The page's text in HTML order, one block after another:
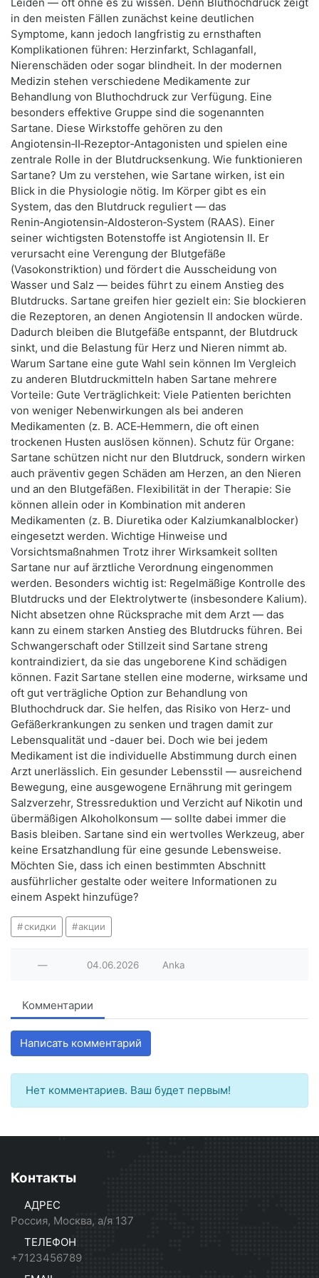
in den meisten Fällen zunächst keine deutlichen
Symptome, kann jedoch langfristig zu ernsthaften
Komplikationen führen: Herzinfarkt, Schlaganfall,
Nierenschäden oder sogar blindheit. In der modernen
Medizin stehen verschiedene Medikamente zur
Behandlung von Bluthochdruck zur Verfügung. Eine
besonders effektive Gruppe sind die sogenannten
Sartane. Diese Wirkstoffe gehören zu den
Angiotensin‑II‑Rezeptor‑Antagonisten und spielen eine
zentrale Rolle in der Blutdrucksenkung. Wie funktionieren
Sartane? Um zu verstehen, wie Sartane wirken, ist ein
Blick in die Physiologie nötig. Im Körper gibt es ein
System, das den Blutdruck reguliert — das
Renin‑Angiotensin‑Aldosteron‑System (RAAS). Einer
seiner wichtigsten Botenstoffe ist Angiotensin II. Er
verursacht eine Verengung der Blutgefäße
(Vasokonstriktion) und fördert die Ausscheidung von
Wasser und Salz — beides führt zu einem Anstieg des
Blutdrucks. Sartane greifen hier gezielt ein: Sie blockieren
die Rezeptoren, an denen Angiotensin II andocken würde.
Dadurch bleiben die Blutgefäße entspannt, der Blutdruck
sinkt, und die Belastung für Herz und Nieren nimmt ab.
Warum Sartane eine gute Wahl sein können Im Vergleich
zu anderen Blutdruckmitteln haben Sartane mehrere
Vorteile: Gute Verträglichkeit: Viele Patienten berichten
von weniger Nebenwirkungen als bei anderen
Medikamenten (z. B. ACE‑Hemmern, die oft einen
trockenen Husten auslösen können). Schutz für Organe:
Sartane schützen nicht nur den Blutdruck, sondern wirken
auch präventiv gegen Schäden am Herzen, an den Nieren
und an den Blutgefäßen. Flexibilität in der Therapie: Sie
können allein oder in Kombination mit anderen
Medikamenten (z. B. Diuretika oder Kalziumkanalblocker)
eingesetzt werden. Wichtige Hinweise und
Vorsichtsmaßnahmen Trotz ihrer Wirksamkeit sollten
Sartane nur auf ärztliche Verordnung eingenommen
werden. Besonders wichtig ist: Regelmäßige Kontrolle des
Blutdrucks und der Elektrolytwerte (insbesondere Kalium).
Nicht absetzen ohne Rücksprache mit dem Arzt — das
kann zu einem starken Anstieg des Blutdrucks führen. Bei
Schwangerschaft oder Stillzeit sind Sartane streng
kontraindiziert, da sie das ungeborene Kind schädigen
können. Fazit Sartane stellen eine moderne, wirksame und
oft gut verträgliche Option zur Behandlung von
Bluthochdruck dar. Sie helfen, das Risiko von Herz‑ und
Gefäßerkrankungen zu senken und tragen damit zur
Lebensqualität und -dauer bei. Doch wie bei jedem
Medikament ist die individuelle Abstimmung durch einen
Arzt unerlässlich. Ein gesunder Lebensstil — ausreichend
Bewegung, eine ausgewogene Ernährung mit geringem
Salzverzehr, Stressreduktion und Verzicht auf Nikotin und
übermäßigen Alkoholkonsum — sollte dabei immer die
Basis bleiben. Sartane sind ein wertvolles Werkzeug, aber
keine Ersatzhandlung für eine gesunde Lebensweise.
Möchten Sie, dass ich einen bestimmten Abschnitt
ausführlicher gestalte oder weitere Informationen zu
einem Aspekt hinzufüge?
скидки акции
— 04.06.2026 Anka
Комментарии
Написать комментарий
Нет комментариев. Ваш будет первым!
Контакты
АДРЕС
Россия, Москва, а/я 137
ТЕЛЕФОН
+7123456789